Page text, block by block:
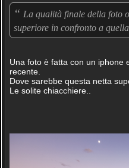
“ La qualità finale della foto
superiore in confronto a
Una foto è fatta con un iphone
recente.
Dove sarebbe questa netta
Le solite chiacchiere..